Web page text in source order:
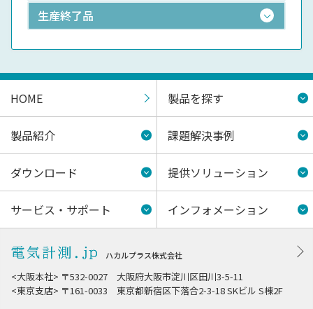
生産終了品
HOME 製品を探す
製品紹介 課題解決事例
ダウンロード 提供ソリューション
サービス・サポート インフォメーション
ハカルプラス株式会社
<大阪本社> 〒532-0027 大阪府大阪市淀川区田川3-5-11
<東京支店> 〒161-0033 東京都新宿区下落合2-3-18 SKビル S棟2F